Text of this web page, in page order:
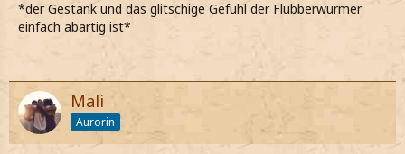
*der Gestank und das glitschige Gefühl der Flubberwürmer
einfach abartig ist*
Mali
Aurorin